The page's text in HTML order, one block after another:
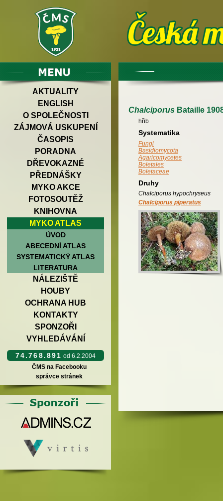
AKTUALITY
ENGLISH
O SPOLEČNOSTI
ZÁJMOVÁ USKUPENÍ
ČASOPIS
PORADNA
DŘEVOKAZNÉ
PŘEDNÁŠKY
MYKO AKCE
FOTOSOUTĚŽ
KNIHOVNA
MYKO ATLAS
ÚVOD
ABECEDNÍ ATLAS
SYSTEMATICKÝ ATLAS
LITERATURA
NÁLEZIŠTĚ
HOUBY
OCHRANA HUB
KONTAKTY
SPONZOŘI
VYHLEDÁVÁNÍ
74.768.891 od 6.2.2004
ČMS na Facebooku
správce stránek
Chalciporus Bataille
hřib
Systematika
Fungi
Basidiomycota
Agaricomycetes
Boletales
Boletaceae
Druhy
Chalciporus hypochryseus
Chalciporus piperatus